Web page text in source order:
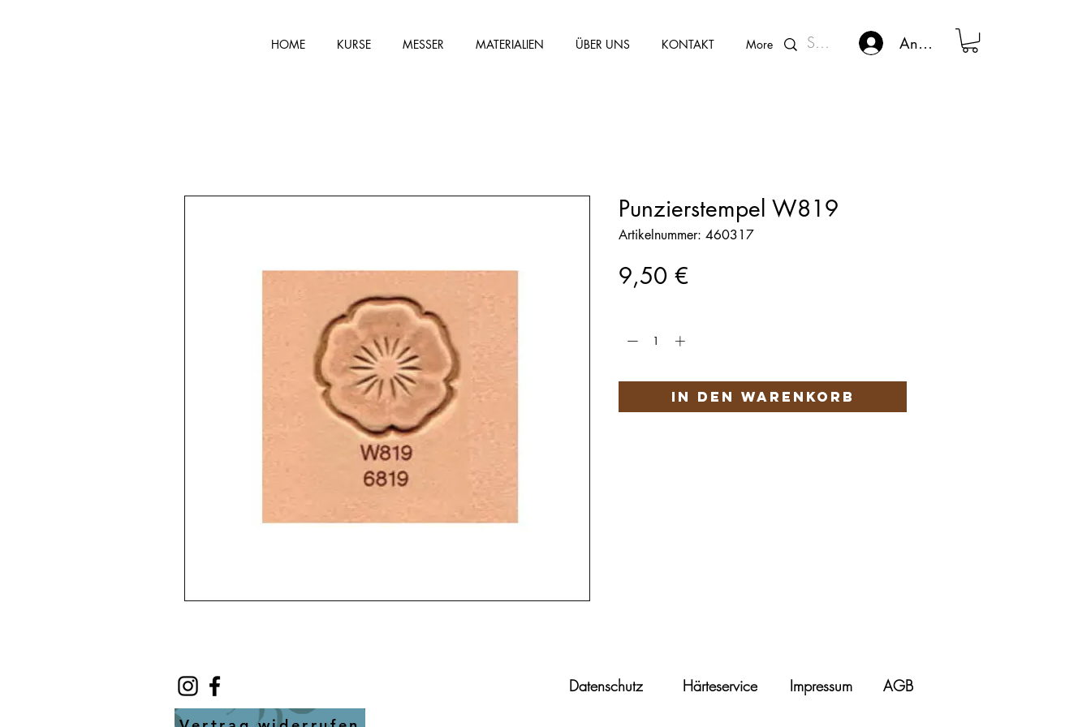
HOME KURSE MESSER MATERIALIEN ÜBER UNS KONTAKT More Kunden - Login
Anmelden
Punzierstempel W819
Artikelnummer: 460317
9,50 €Preis
In den Warenkorb
Datenschutz Härteservice Impressum AGB